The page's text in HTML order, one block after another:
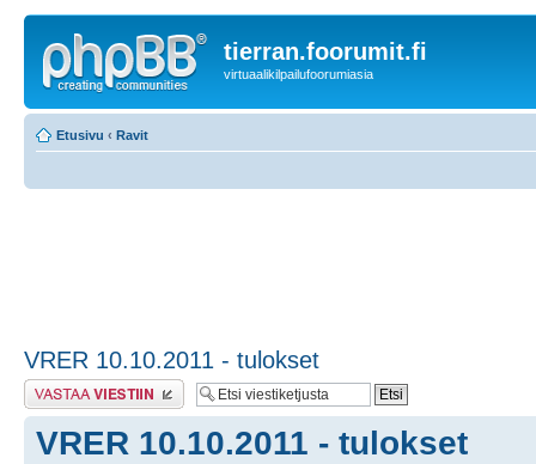
tierran.foorumit.fi
virtuaalikilpailufoorumiasia
Etusivu ‹ Ravit
VRER 10.10.2011 - tulokset
Lähetä vastaus
VRER 10.10.2011 - tulokset